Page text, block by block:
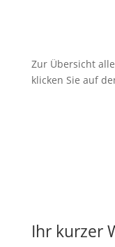
Zur Übersicht
klicken Sie auf
Ihr kurzer